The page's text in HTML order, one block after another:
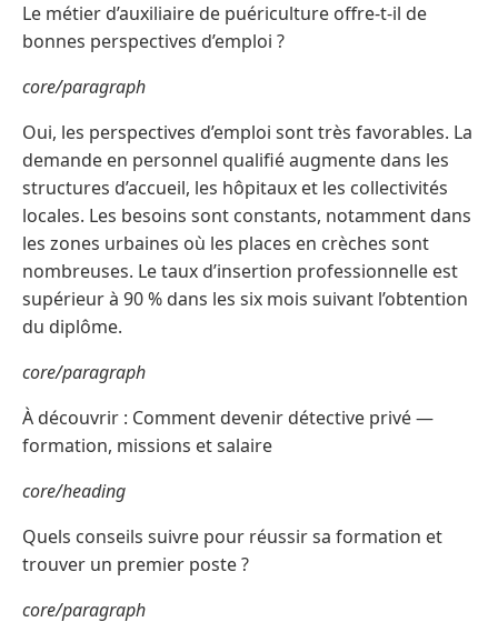
Le métier d’auxiliaire de puériculture offre-t-il de
bonnes perspectives d’emploi ?
core/paragraph
Oui, les perspectives d’emploi sont très favorables. La
demande en personnel qualifié augmente dans les
structures d’accueil, les hôpitaux et les collectivités
locales. Les besoins sont constants, notamment dans
les zones urbaines où les places en crèches sont
nombreuses. Le taux d’insertion professionnelle est
supérieur à 90 % dans les six mois suivant l’obtention
du diplôme.
core/paragraph
À découvrir : Comment devenir détective privé —
formation, missions et salaire
core/heading
Quels conseils suivre pour réussir sa formation et
trouver un premier poste ?
core/paragraph